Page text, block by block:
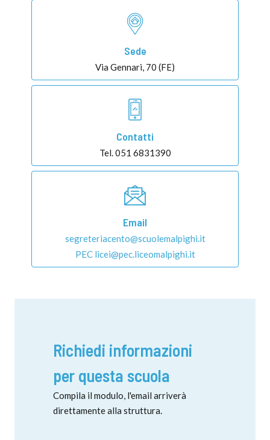
Sede
Via Gennari, 70 (FE)
Contatti
Tel. 051 6831390
Email
segreteriacento@scuolemalpighi.it
PEC licei@pec.liceomalpighi.it
Richiedi informazioni
per questa scuola
Compila il modulo, l'email arriverà
direttamente alla struttura.